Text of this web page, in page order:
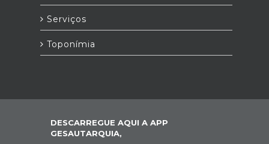
Serviços
Toponímia
DESCARREGUE AQUI A APP
GESAUTARQUIA,